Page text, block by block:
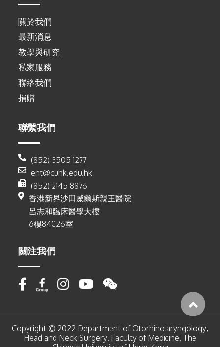
關於我們
最新消息
教學與研究
私家服務
聯絡我們
捐贈
聯繫我們
(852) 3505 1277
ent@cuhk.edu.hk
(852) 2145 8876
香港新界沙田威爾斯親王醫院
呂志和臨床醫學大樓
6樓84026室
關注我們
Copyright © 2022 Department of Otorhinolaryngology,
Head and Neck Surgery, Faculty of Medicine, The